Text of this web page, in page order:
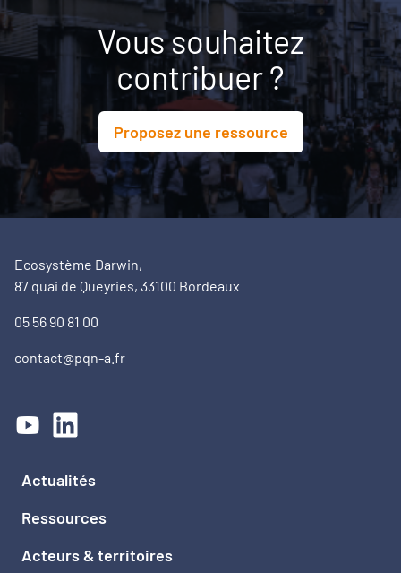
Vous souhaitez
contribuer ?
Proposez une ressource
Ecosystème Darwin,
87 quai de Queyries, 33100 Bordeaux
05 56 90 81 00
contact@pqn-a.fr
Actualités
Ressources
Acteurs & territoires